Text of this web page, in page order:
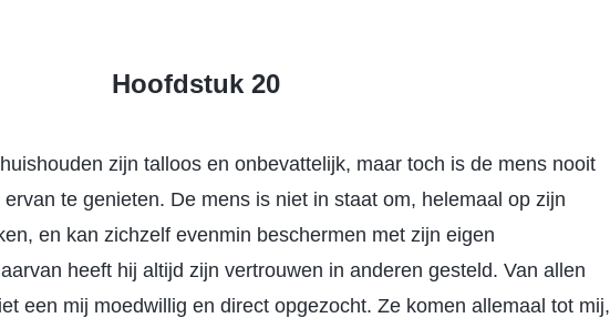
Hoofdstuk 20
zijn talloos en onbevattelijk, maar toch is de mens nooit
te genieten. De mens is niet in staat om, helemaal op zijn
en kan zichzelf evenmin beschermen met zijn eigen
heeft hij altijd zijn vertrouwen in anderen gesteld. Van allen
een mij moedwillig en direct opgezocht. Ze komen allemaal tot mij,